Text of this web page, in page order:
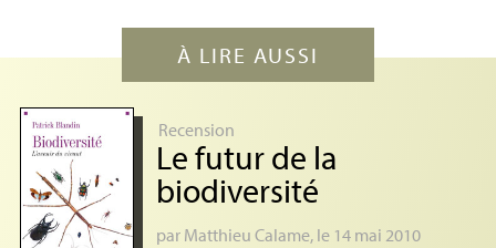
À LIRE AUSSI
Recension
Le futur de la
biodiversité
par Matthieu Calame, le 14 mai 2010